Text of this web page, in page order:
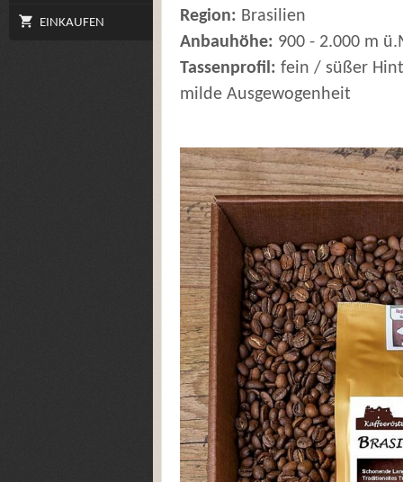
EINKAUFEN
Region: Brasilien
Anbauhöhe: 900 - 2.000 m
Tassenprofil: fein / süßer
milde Ausgewogenheit